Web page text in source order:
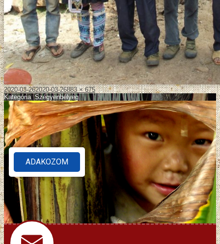
2020-03-262020-03-26883 × 675
Kategória:Szégyenbélyeg
ADAKOZOM